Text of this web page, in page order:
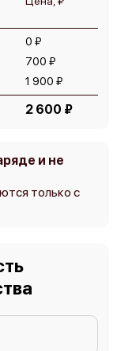
0 ₽
700 ₽
1 900 ₽
2 600 ₽
и не
только с